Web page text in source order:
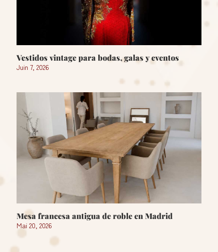
Vestidos vintage para bodas, galas y eventos
Juin 7, 2026
Mesa francesa antigua de roble en Madrid
Mai 20, 2026